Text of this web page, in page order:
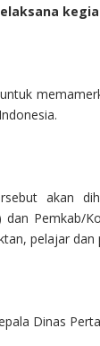
akan
dan Pemkab/
pelajar dan
Dinas